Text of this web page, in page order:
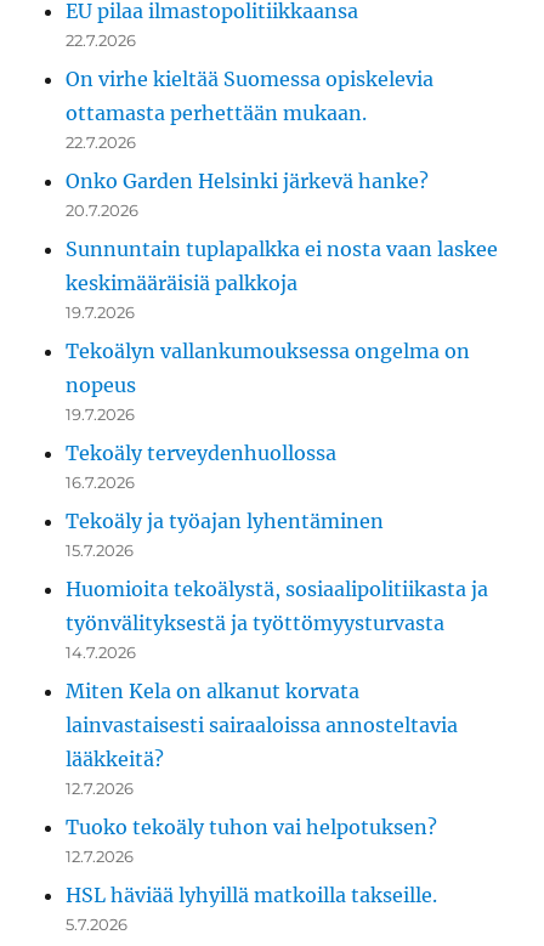
EU pilaa ilmastopolitiikkaansa
22.7.2026
On virhe kieltää Suomessa opiskelevia
ottamasta perhettään mukaan.
22.7.2026
Onko Garden Helsinki järkevä hanke?
20.7.2026
Sunnuntain tuplapalkka ei nosta vaan laskee
keskimääräisiä palkkoja
19.7.2026
Tekoälyn vallankumouksessa ongelma on
nopeus
19.7.2026
Tekoäly terveydenhuollossa
16.7.2026
Tekoäly ja työajan lyhentäminen
15.7.2026
Huomioita tekoälystä, sosiaalipolitiikasta ja
työnvälityksestä ja työttömyysturvasta
14.7.2026
Miten Kela on alkanut korvata
lainvastaisesti sairaaloissa annosteltavia
lääkkeitä?
12.7.2026
Tuoko tekoäly tuhon vai helpotuksen?
12.7.2026
HSL häviää lyhyillä matkoilla takseille.
5.7.2026